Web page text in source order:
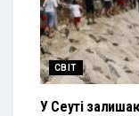
СВІТ
У Сеуті